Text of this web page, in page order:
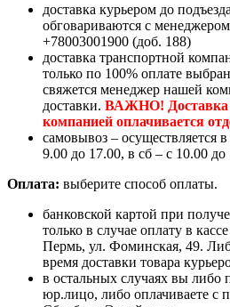
доставка курьером до
обговариваются с
+78003001900 (доб. 188)
доставка транспортной
только по 100% оплате
свяжется менеджер нашей
доставки. ВАЖНО! Доставка
компанией оплачивается
самовывоз – осуществляется
9.00 до 17.00, в сб – с 10.00 до
Оплата: выберите способ оплаты.
банковской картой при
только в случае оплату в
Пермь, ул. Фоминская, 49.
время доставки товара
в остальных случаях вы либо
юр.лицо, либо оплачиваете с